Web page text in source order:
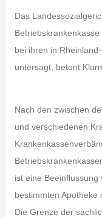
Das
bei ihren in
untersagt, betont
Nach den zwischen
und verschiedenen
ist eine
bestimmten Apotheke
Die Grenze der